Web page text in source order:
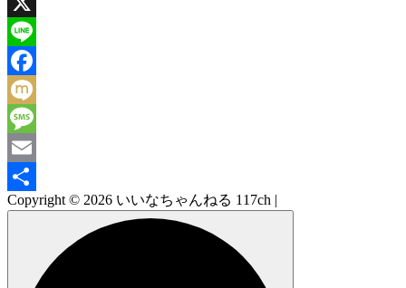
X
Line
Facebook
Mixi
Message
Email
共
Copyright © 2026 いいなちゃんねる 117ch |